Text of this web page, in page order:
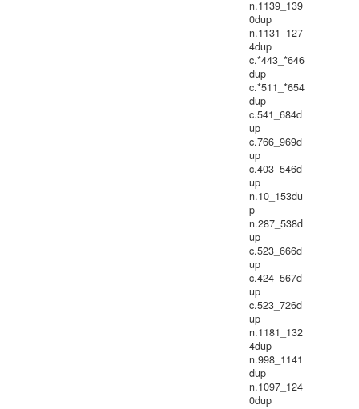
n.1139_139
0dup
n.1131_127
4dup
c.*443_*646
dup
c.*511_*654
dup
c.541_684d
up
c.766_969d
up
c.403_546d
up
n.10_153du
p
n.287_538d
up
c.523_666d
up
c.424_567d
up
c.523_726d
up
n.1181_132
4dup
n.998_1141
dup
n.1097_124
0dup